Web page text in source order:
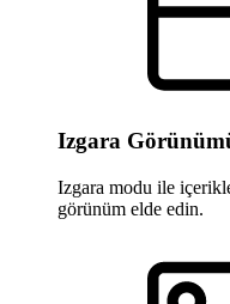
Izgara
Izgara modu ile
görünüm elde edin.